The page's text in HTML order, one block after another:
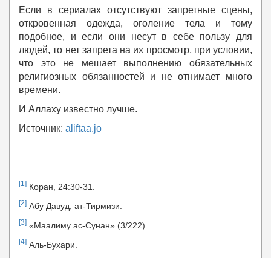
Если в сериалах отсутствуют запретные сцены,
откровенная одежда, оголение тела и тому
подобное, и если они несут в себе пользу для
людей, то нет запрета на их просмотр, при условии,
что это не мешает выполнению обязательных
религиозных обязанностей и не отнимает много
времени.
И Аллаху известно лучше.
Источник: aliftaa.jo
[1] Коран, 24:30-31.
[2] Абу Давуд; ат-Тирмизи.
[3] «Маалиму ас-Сунан» (3/222).
[4] Аль-Бухари.